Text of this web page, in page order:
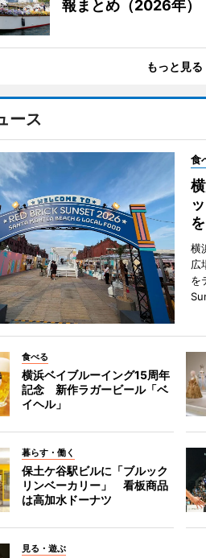
報まとめ（2026年）
もっと見る
ース
食
横
広
を
食べる
横浜ベイブルーイング15周年
記念 新作ラガービール「ベ
イヘル」
暮らす・働く
保土ケ谷駅ビルに「ブルック
リンベーカリー」 看板商品
は高加水ドーナツ
見る・遊ぶ